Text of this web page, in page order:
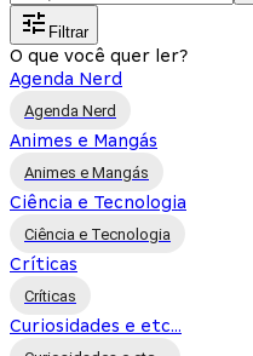
Filtrar
O que você quer ler?
Agenda Nerd
Agenda Nerd
Animes e Mangás
Animes e Mangás
Ciência e Tecnologia
Ciência e Tecnologia
Críticas
Críticas
Curiosidades e etc...